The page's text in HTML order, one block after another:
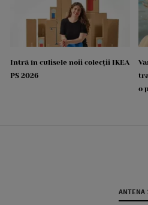
Intră în culisele noii colecții IKEA
PS 2026
o
ANTENA